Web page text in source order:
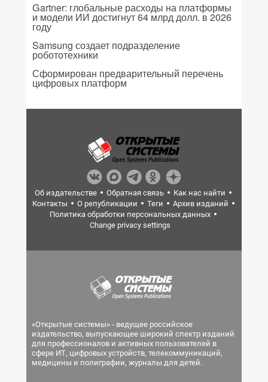
Gartner: глобальные расходы на платформы
и модели ИИ достигнут 64 млрд долл. в 2026
году
Samsung создает подразделение
робототехники
Сформирован предварительный перечень
цифровых платформ
Об издательстве Обратная связь
Как нас найти
Контакты
О републикации Теги
Архив изданий
Политика обработки персональных данных
Change privacy settings
«Открытые системы» - ведущее российское
издательство, выпускающее широкий спектр изданий
для профессионалов и активных пользователей в
сфере ИТ, цифровых устройств, телекоммуникаций,
медицины и полиграфии, журналы для детей.